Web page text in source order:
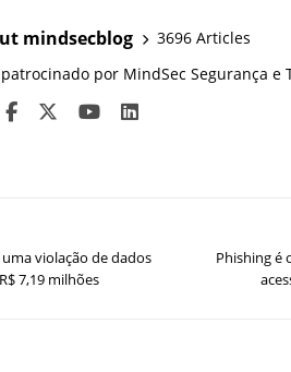
mindsecblog
3696 Articles
por MindSec Segurança e
violação de dados
7,19 milhões
Phishing é